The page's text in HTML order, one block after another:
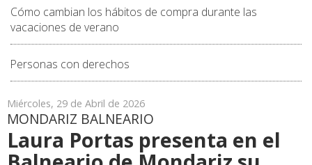
Cómo cambian los hábitos de compra durante las
vacaciones de verano
Personas con derechos
Miércoles, 29 de Abril de 2026
MONDARIZ BALNEARIO
Laura Portas presenta en el